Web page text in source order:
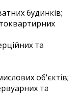
будинків;
та
об'єктів;
та